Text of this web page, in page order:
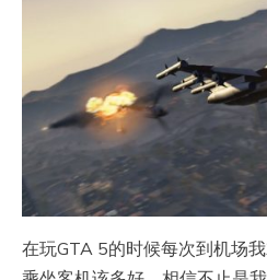
在玩GTA 5的时候每次到机场